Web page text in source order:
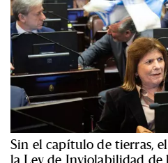
Sin el capítulo de tierras,
la Ley de Inviolabilidad de